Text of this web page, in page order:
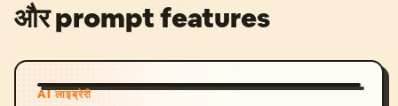
और prompt features
AI लाइब्रेरी